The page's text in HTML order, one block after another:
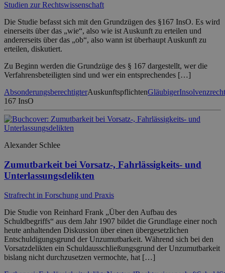
Studien zur Rechtswissenschaft
Die Studie befasst sich mit den Grundzügen des §167 InsO. Es wird
einerseits über das „wie“, also wie ist Auskunft zu erteilen und
andererseits über das „ob“, also wann ist überhaupt Auskunft zu
erteilen, diskutiert.
Zu Beginn werden die Grundzüge des § 167 dargestellt, wer die
Verfahrensbeteiligten sind und wer ein entsprechendes […]
AbsonderungsberechtigterAuskunftspflichtenGläubigerInsolvenzrecht
167 InsO
Alexander Schlee
Zumutbarkeit bei Vorsatz-, Fahrlässigkeits- und
Unterlassungsdelikten
Strafrecht in Forschung und Praxis
Die Studie von Reinhard Frank „Über den Aufbau des
Schuldbegriffs“ aus dem Jahr 1907 bildet die Grundlage einer noch
heute anhaltenden Diskussion über einen übergesetzlichen
Entschuldigungsgrund der Unzumutbarkeit. Während sich bei den
Vorsatzdelikten ein Schuldausschließungsgrund der Unzumutbarkeit
bislang nicht durchzusetzen vermochte, hat […]